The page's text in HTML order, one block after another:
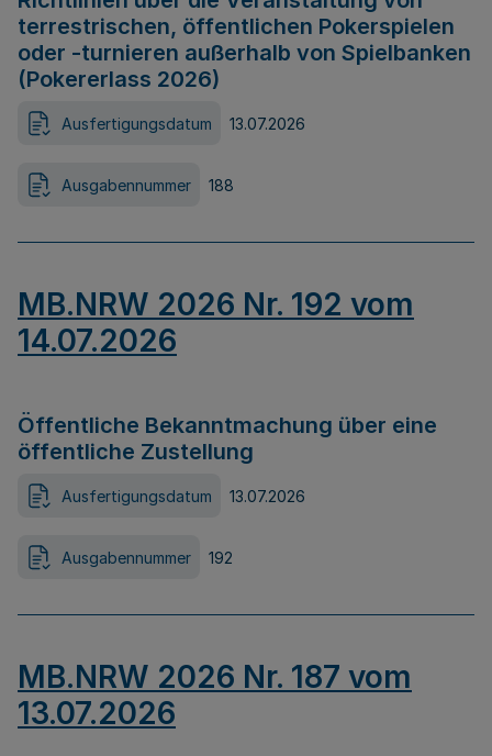
terrestrischen, öffentlichen Pokerspielen
oder -turnieren außerhalb von Spielbanken
(Pokererlass 2026)
Ausfertigungsdatum 13.07.2026
Ausgabennummer 188
MB.NRW 2026 Nr. 192 vom
14.07.2026
Öffentliche Bekanntmachung über eine
öffentliche Zustellung
Ausfertigungsdatum 13.07.2026
Ausgabennummer 192
MB.NRW 2026 Nr. 187 vom
13.07.2026